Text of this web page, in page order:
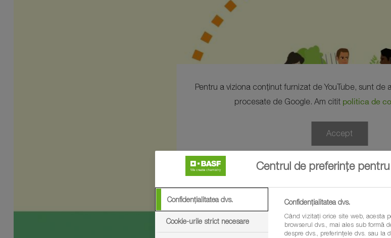
Pentru a viziona conținut furnizat de YouTube, sunt de
procesate de Google. Am citit politica de
Accept
Centrul de preferințe
Confidențialitatea dvs.
Cookie-urile strict necesare
Confidențialitatea dvs.
Când vizitați orice site web, acesta
browserul dvs., mai ales sub formă
despre dvs., preferințele dvs. sau